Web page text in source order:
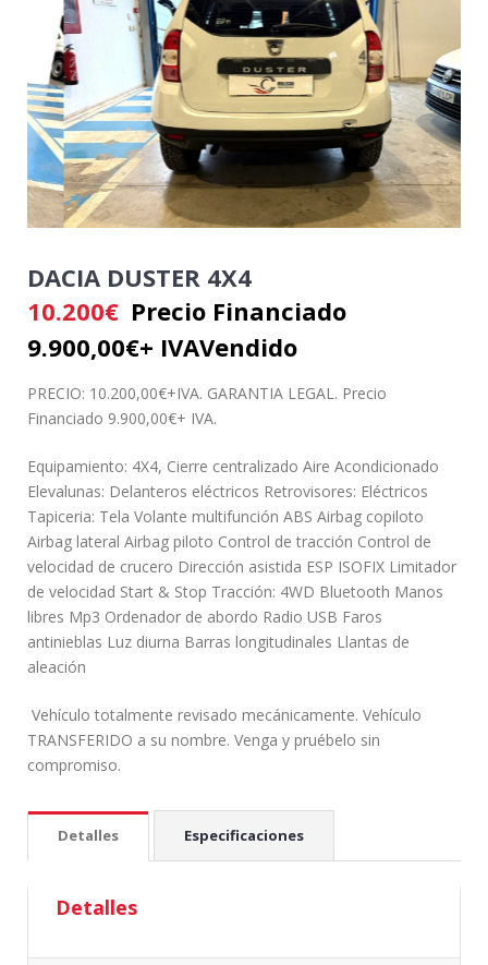
DACIA DUSTER 4X4
10.200€ Precio Financiado
9.900,00€+ IVAVendido
PRECIO: 10.200,00€+IVA. GARANTIA LEGAL. Precio
Financiado 9.900,00€+ IVA.
Equipamiento: 4X4, Cierre centralizado Aire Acondicionado
Elevalunas: Delanteros eléctricos Retrovisores: Eléctricos
Tapiceria: Tela Volante multifunción ABS Airbag copiloto
Airbag lateral Airbag piloto Control de tracción Control de
velocidad de crucero Dirección asistida ESP ISOFIX Limitador
de velocidad Start & Stop Tracción: 4WD Bluetooth Manos
libres Mp3 Ordenador de abordo Radio USB Faros
antinieblas Luz diurna Barras longitudinales Llantas de
aleación
Vehículo totalmente revisado mecánicamente. Vehículo
TRANSFERIDO a su nombre. Venga y pruébelo sin
compromiso.
Detalles Especificaciones
Detalles